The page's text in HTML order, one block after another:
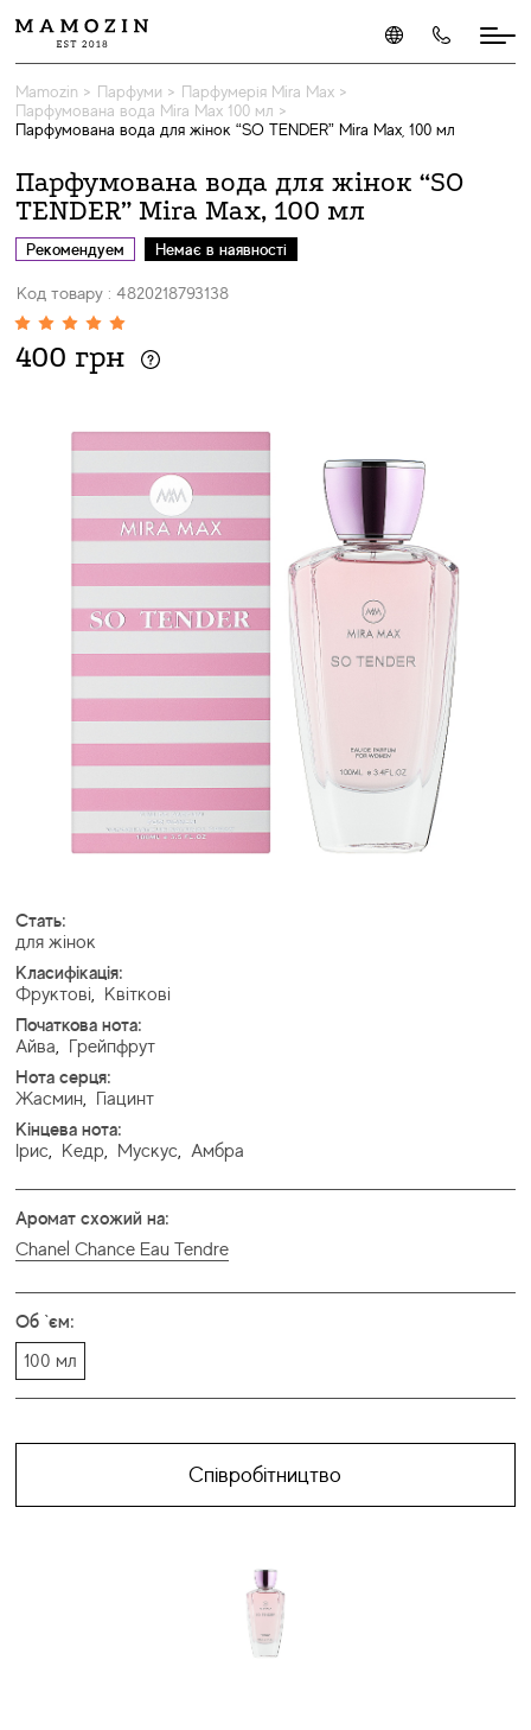
Mamozin > Парфуми > Парфумерія Mira Max >
Парфумована вода Mira Max 100 мл >
Парфумована вода для жінок “SO TENDER” Mira Max, 100 мл
Парфумована вода для жінок “SO
TENDER” Mira Max, 100 мл
Рекомендуем Немає в наявності
Код товару : 4820218793138
400 грн
Стать:
для жінок
Класифікація:
Фруктові, Квіткові
Початкова нота:
Айва, Грейпфрут
Нота серця:
Жасмин, Гіацинт
Кінцева нота:
Ірис, Кедр, Мускус, Амбра
Аромат схожий на:
Chanel Chance Eau Tendre
Об `єм:
100 мл
Співробітництво